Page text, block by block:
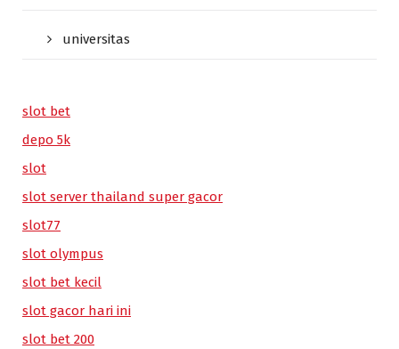
universitas
slot bet
depo 5k
slot
slot server thailand super gacor
slot77
slot olympus
slot bet kecil
slot gacor hari ini
slot bet 200